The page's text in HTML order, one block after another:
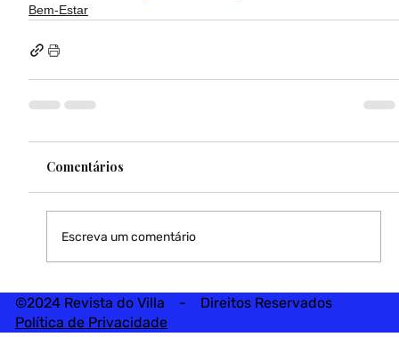
Bem-Estar
Comentários
Escreva um comentário
©2024 Revista do Villa - Direitos Reservados
Política de Privacidade